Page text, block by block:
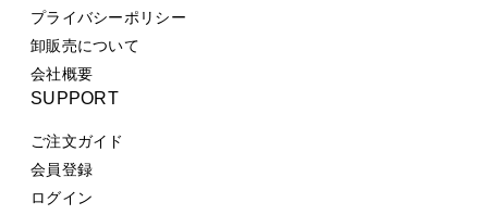
プライバシーポリシー
卸販売について
会社概要
SUPPORT
ご注文ガイド
会員登録
ログイン